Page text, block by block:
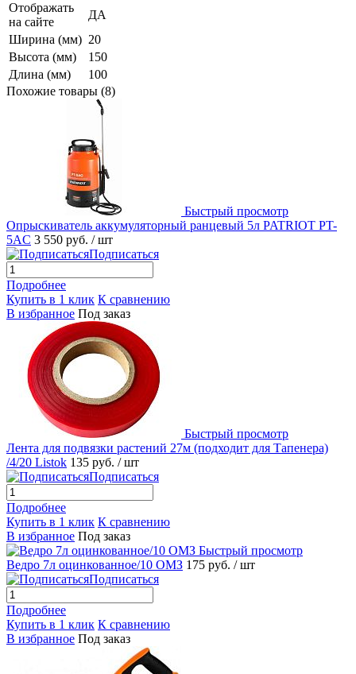
Отображать
на сайте
ДА
Ширина (мм) 20
Высота (мм)
150
Длина (мм)
100
Похожие товары (8)
Быстрый просмотр
Опрыскиватель аккумуляторный ранцевый 5л PATRIOT PT-
5AC 3 550 руб. / шт
Подписаться
Подробнее
Купить в 1 клик К сравнению
В избранное Под заказ
Быстрый просмотр
Лента для подвязки растений 27м (подходит для Тапенера)
/4/20 Listok 135 руб. / шт
Подписаться
Подробнее
Купить в 1 клик К сравнению
В избранное Под заказ
Быстрый просмотр
Ведро 7л оцинкованное/10 ОМЗ 175 руб. / шт
Подписаться
Подробнее
Купить в 1 клик К сравнению
В избранное Под заказ